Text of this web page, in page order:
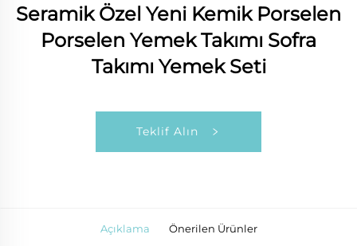
Seramik Özel Yeni Kemik Porselen
Porselen Yemek Takımı Sofra
Takımı Yemek Seti
Teklif Alın
Açıklama Önerilen Ürünler